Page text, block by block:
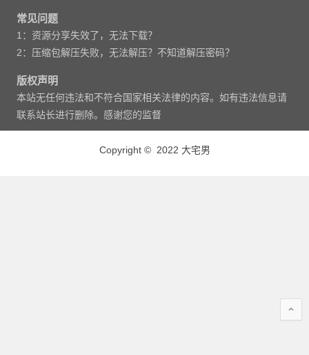
常见问题
1：资源分享失效了，无法下载？
2：压缩包解压失败，无法解压？不知道解压密码？
版权声明
本站无任何违法和不符合国家相关法律的内容。如有违法信息请
联系站长进行删除。感谢您的监督
Copyright © 2022 大宅男